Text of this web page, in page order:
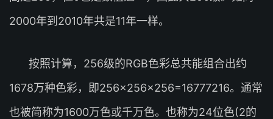
2000年到2010年共是11年一样。
按照计算，256级的RGB色彩总共能组合出约
1678万种色彩，即256×256×256=16777216。通常
也被简称为1600万色或千万色。也称为24位色(2的